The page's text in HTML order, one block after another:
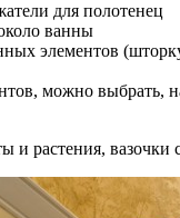
для полотенец
ванны
элементов
можно выбрать,
и растения,